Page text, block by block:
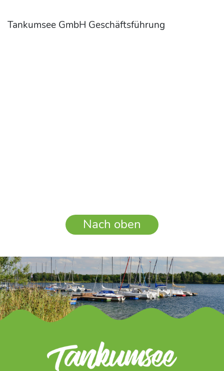
Tankumsee GmbH Geschäftsführung
Nach oben